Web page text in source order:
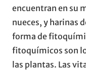
encuentran en su
nueces, y harinas
forma de
fitoquímicos son
las plantas. Las